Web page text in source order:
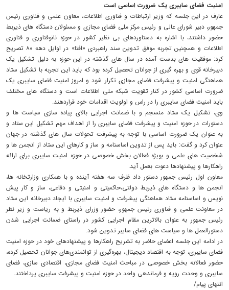
امنیت فضای سایبری یک ضرورت اساسی است
عارف در این جلسه که وزیر ارتباطات و فناوری اطلاعات، معاون علمی و فناوری رئیس
جمهور، دبیر شورای عالی و رئیس مرکز ملی فضای مجازی و مسئولان دستگاه های ذیربط
حضور داشتند، با اشاره به دستاوردهای بی نظیر کشور در حوزه نانوفناوری و فناوری
اطلاعات و همچنین تجربه موفق تدوین سند راهبردی «افتا» در اوایل دهه ۸۰ تصریح
کرد: موفقیت های بدست آمده در سال های گذشته در این حوزه به دلیل تشکیل یک
دبیرخانه قوی و بهره گیری از جوانان تحصیل کرده بود که باید این تجربه با تشکیل ستاد
هماهنگی امنیت و پیشرفت فضای مجازی تکرار شود و امروز امنیت فضای سایبری یک
ضرورت اساسی کشور در کنار تقویت شبکه ملی اطلاعات است و دستگاه های مختلف
باید امنیت فضای سایبری را در راس و اولویت اقدامات خود قراردهند.
وی، تشکیل یک ستاد منسجم و با ضمانت اجرایی بالای پیاده سازی سیاست ها و
دستورات در حوزه امنیت و پیشرفت فضای سایبری را از اهداف مهم تشکیل این ستاد و
به عنوان یک ضرورت اساسی با توجه به پیشرفت تحولات سال های گذشته در جهان
عنوان کرد و گفت: باید پس از تدوین اساسنامه و ساز و کارهای این ستاد از انجمن ها و
شخصیت های علمی و بویژه فعالان بخش خصوصی در حوزه امنیت سایبری برای ارائه
راهکارها و پیشنهادها دعوت بعمل آید.
معاون اول رئیس جمهور دستور داد ظرف سه هفته آینده و با همکاری وزارتخانه ها،
انجمن ها و دستگاه های ذیربط دولتی،حاکمیتی و امنیتی و دفاعی، ساز و کار پیش
نویس و اساسنامه ستاد هماهنگی پیشرفت و امنیت سایبری با ایجاد دبیرخانه این ستاد
در معاونت علمی و فناوری رئیس جمهور، حضور وزرای ذیربط و به ریاست و زیر نظر
رئیس جمهور به عنوان بالاترین مقام اجرایی کشور در راستای ضمانت اجرایی شدن
دستورالعمل ها و سیاست های فضای سایبر تدوین شود.
در ادامه این جلسه اعضای حاضر به تشریح راهکارها و پیشنهادهای خود در حوزه امنیت
فضای سایبری، توجه به اقتصاد دیجیتال، بهره‌گیری از توانمندی‌های جوانان تحصیل کرده،
حضور فعالانه بخش خصوصی در مباحث امنیت فضای مجازی، اقتصادی سازی، فضای
سایبری و وحدت رویه و فرماندهی واحد در حوزه امنیت و پیشرفت سایبری پرداختند.
انتهای پیام/